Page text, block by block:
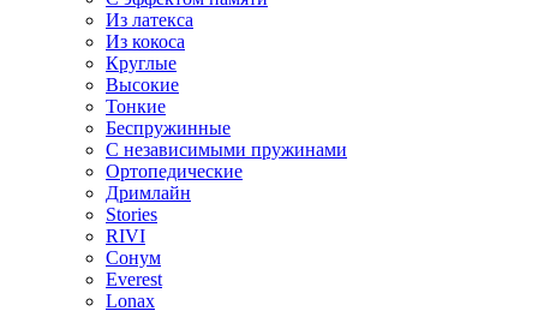
Из латекса
Из кокоса
Круглые
Высокие
Тонкие
Беспружинные
С независимыми пружинами
Ортопедические
Дримлайн
Stories
RIVI
Сонум
Everest
Lonax